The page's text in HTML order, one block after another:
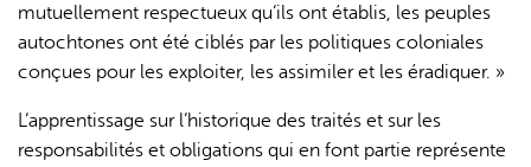
mutuellement respectueux qu’ils ont établis, les peuples
autochtones ont été ciblés par les politiques coloniales
conçues pour les exploiter, les assimiler et les éradiquer. »
L’apprentissage sur l’historique des traités et sur les
responsabilités et obligations qui en font partie représente